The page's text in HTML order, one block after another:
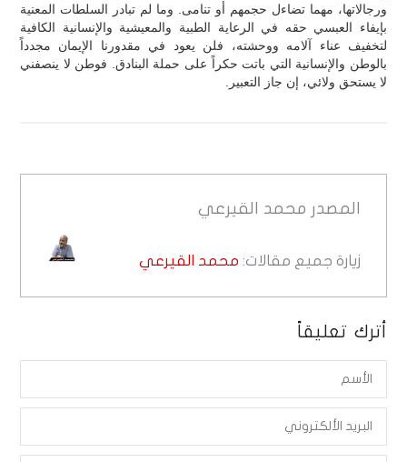
ورجالاتها، مهما تضاءل حجمهم أو تنامى. وما لم تبادر السلطات المعنية
بإيفاء العبسي حقه في الرعاية الطبية والمعيشية والإنسانية الكافية
لتخفيف عناء آلامه ووحشته، فلن يعود في مقدورنا الإيمان مجدداً
بالوطن والإنسانية التي باتت حكراً على حملة البنادق. فوطن لا ينصفني
لا يستحق ولائي، إن جاز التعبير.
المصدر محمد القيرعي
زيارة جميع مقالات: محمد القيرعي
أترك تعليقاً